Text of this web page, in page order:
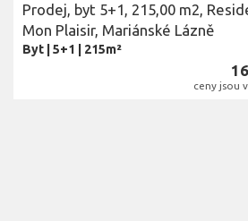
Prodej, byt 5+1, 215,00 m2,
Mon Plaisir, Mariánské Lázně
Byt 5+1 215m²
ceny jsou